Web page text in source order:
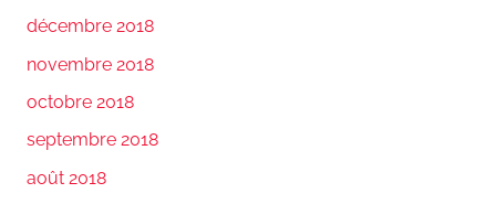
décembre 2018
novembre 2018
octobre 2018
septembre 2018
août 2018